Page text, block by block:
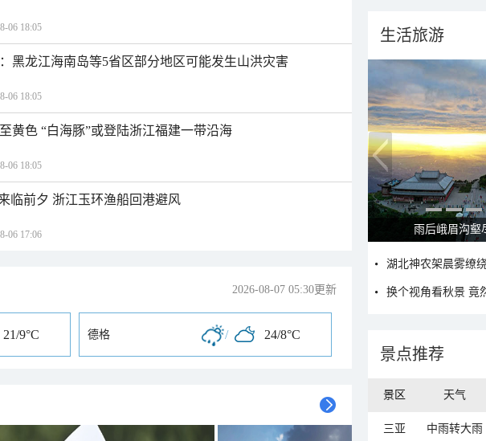
06 18:05
黑龙江海南岛等5省区部分地区可能发生山洪灾害
06 18:05
黄色 “白海豚”或登陆浙江福建一带沿海
06 18:05
临前夕 浙江玉环渔船回港避风
06 17:06
2026-08-07 05:30更新
21/9°C 德格 / 24/8°C
生活旅游
雨后峨眉沟壑
湖北神农架晨雾缭
换个视角看秋景 竟
景点推荐
景区 天气
三亚 中雨转大雨